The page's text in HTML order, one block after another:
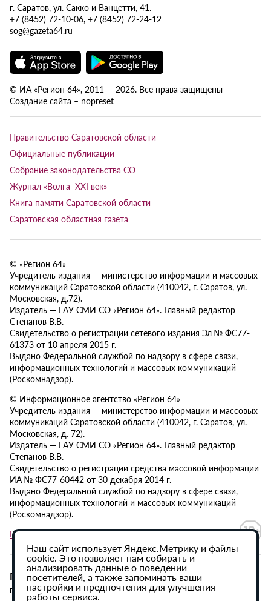
г. Саратов, ул. Сакко и Ванцетти, 41.
+7 (8452) 72-10-06, +7 (8452) 72-24-12
sog@gazeta64.ru
© ИА «Регион 64», 2011 — 2026. Все права защищены
Создание сайта – nopreset
Правительство Саратовской области
Официальные публикации
Собрание законодательства СО
Журнал «Волга XXI век»
Книга памяти Саратовской области
Саратовская областная газета
© «Регион 64»
Учредитель издания — министерство информации и массовых
коммуникаций Саратовской области (410042, г. Саратов, ул.
Московская, д.72).
Издатель — ГАУ СМИ СО «Регион 64». Главный редактор
Степанов В.В.
Свидетельство о регистрации сетевого издания Эл № ФС77-
61373 от 10 апреля 2015 г.
Выдано Федеральной службой по надзору в сфере связи,
информационных технологий и массовых коммуникаций
(Роскомнадзор).
© Информационное агентство «Регион 64»
Учредитель издания — министерство информации и массовых
коммуникаций Саратовской области (410042, г. Саратов, ул.
Московская, д. 72).
Издатель — ГАУ СМИ СО «Регион 64». Главный редактор
Степанов В.В.
Свидетельство о регистрации средства массовой информации
ИА № ФС77-60442 от 30 декабря 2014 г.
Выдано Федеральной службой по надзору в сфере связи,
информационных технологий и массовых коммуникаций
(Роскомнадзор).
Политика в отношении обработки персональных данных
При использовании материалов сайта активная
гиперссылка на ИА «Регион 64» обязательна.
Наш сайт использует Яндекс.Метрику и файлы
cookie. Это позволяет нам собирать и
анализировать данные о поведении
посетителей, а также запоминать ваши
настройки и предпочтения для улучшения
работы сервиса.